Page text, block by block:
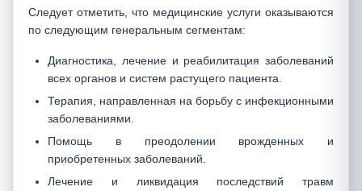
Следует отметить, что медицинские услуги оказываются
по следующим генеральным сегментам:
Диагностика, лечение и реабилитация заболеваний
всех органов и систем растущего пациента.
Терапия, направленная на борьбу с инфекционными
заболеваниями.
Помощь в преодолении врожденных и
приобретенных заболеваний.
Лечение и ликвидация последствий травм